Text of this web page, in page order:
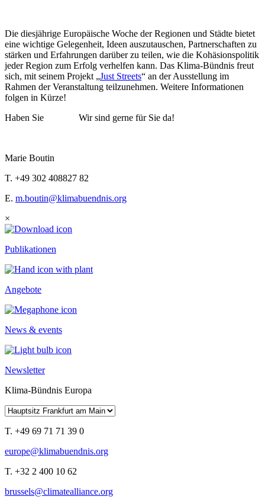
Die diesjährige Europäische Woche der Regionen und Städte bietet
eine wichtige Gelegenheit, Ideen auszutauschen, Partnerschaften zu
stärken und Erfahrungen darüber zu teilen, wie die Kohäsionspolitik
jeder Region zum Erfolg verhelfen kann. Das Klima-Bündnis freut
sich, mit seinem Projekt „Just Streets“ an der Ausstellung im
Rahmen der Veranstaltung teilzunehmen. Weitere Informationen
folgen in Kürze!
Haben Sie
Wir sind gerne für Sie da!
Marie Boutin
T. +49 302 408827 82
E. m.boutin@klimabuendnis.org
×
Publikationen
Angebote
News & events
Newsletter
Klima-Bündnis Europa
T. +49 69 71 71 39 0
europe@klimabuendnis.org
T. +32 2 400 10 62
brussels@climatealliance.org